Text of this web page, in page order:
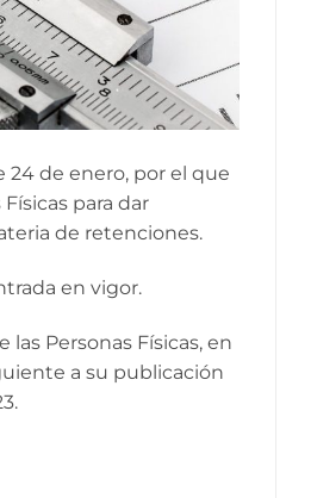
24 de enero, por el que
para dar
de retenciones.
en vigor.
Personas Físicas, en
a su publicación